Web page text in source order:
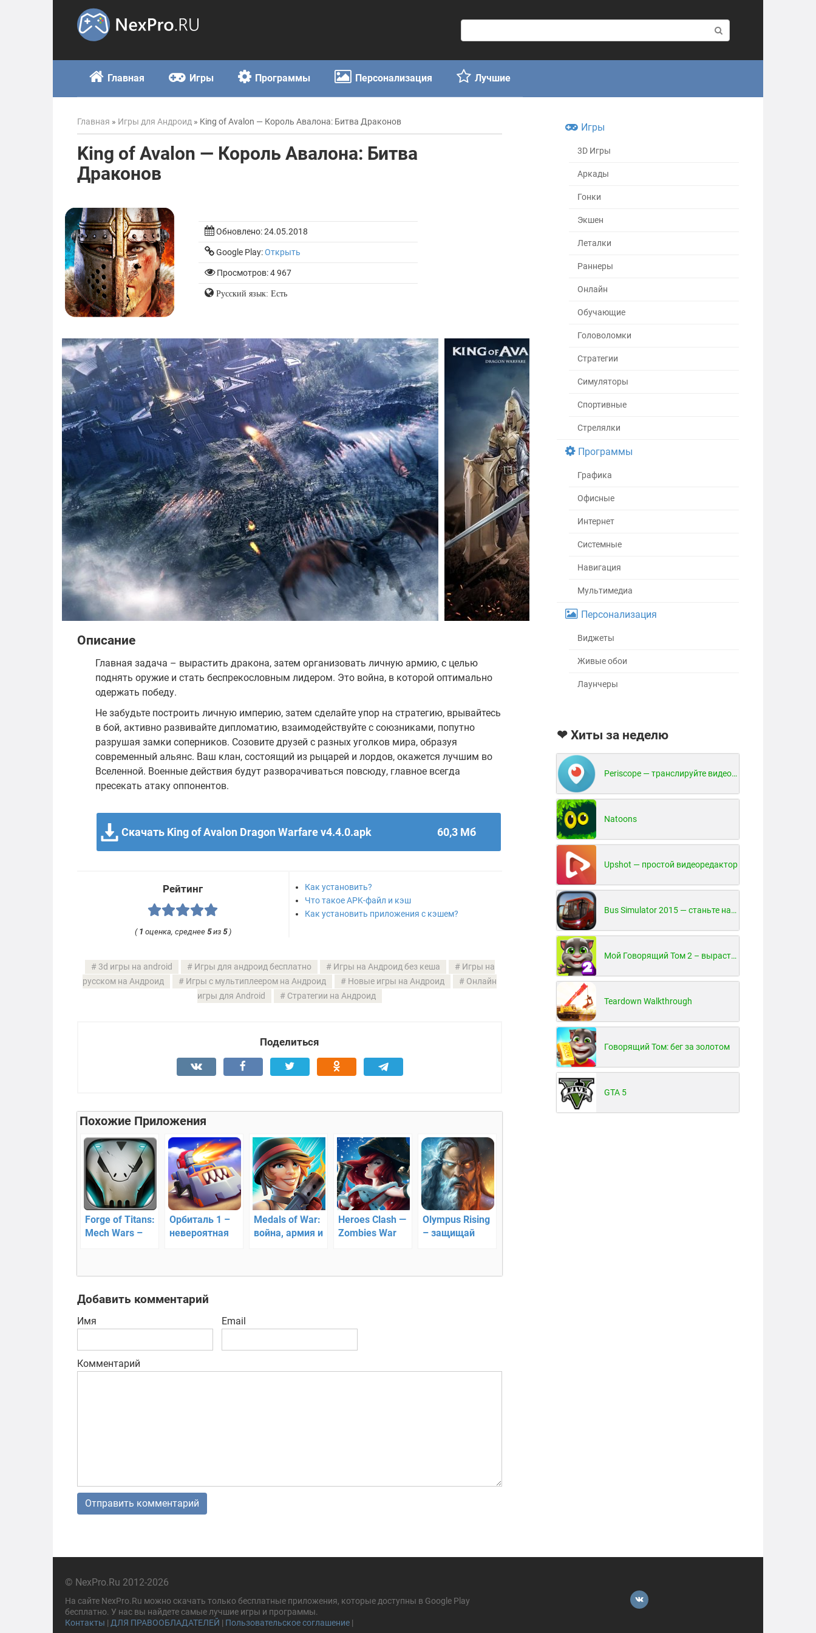
о
с
к
:
Главная Игры Программы Персонализация Лучшие
Главная » Игры для Андроид » King of Avalon — Король Авалона: Битва Драконов
King of Avalon — Король Авалона: Битва
Драконов
Обновлено:24.05.2018
Google Play:Открыть
Просмотров: 4 967
Русский язык: Есть
Описание
Главная задача – вырастить дракона, затем организовать личную армию, с целью
поднять оружие и стать беспрекословным лидером. Это война, в которой оптимально
одержать победу.
Не забудьте построить личную империю, затем сделайте упор на стратегию, врывайтесь
в бой, активно развивайте дипломатию, взаимодействуйте с союзниками, попутно
разрушая замки соперников. Созовите друзей с разных уголков мира, образуя
современный альянс. Ваш клан, состоящий из рыцарей и лордов, окажется лучшим во
Вселенной. Военные действия будут разворачиваться повсюду, главное всегда
пресекать атаку оппонентов.
Скачать King of Avalon Dragon Warfare v4.4.0.apk 60,3 Мб
Рейтинг
( 1 оценка, среднее 5из 5)
Как установить?
Что такое APK-файл и кэш
Как установить приложения с кэшем?
3d игры на android Игры для андроид бесплатно Игры на Андроид без кеша
Игры на
русском на Андроид
Игры с мультиплеером на Андроид Новые игры на Андроид
Онлайн
игры для Android
Стратегии на Андроид
Поделиться
Похожие Приложения
Forge of Titans:
Mech Wars –
Орбиталь 1 –
невероятная
Medals of War:
война, армия и
Heroes Clash —
Zombies War
Olympus Rising
– защищай
Добавить комментарий
Имя Email
Комментарий
Игры
3D Игры
Аркады
Гонки
Экшен
Леталки
Раннеры
Онлайн
Обучающие
Головоломки
Стратегии
Симуляторы
Спортивные
Стрелялки
Программы
Графика
Офисные
Интернет
Системные
Навигация
Мультимедиа
Персонализация
Виджеты
Живые обои
Лаунчеры
❤ Хиты за неделю
Periscope — транслируйте видео в реальном времени!
Natoons
Upshot — простой видеоредактор
Bus Simulator 2015 — станьте настоящим водителем автобуса!
Мой Говорящий Том 2 – вырасти и воспитай своего котенка
Teardown Walkthrough
Говорящий Том: бег за золотом
GTA 5
© NexPro.Ru 2012-2026
На сайте NexPro.Ru можно скачать только бесплатные приложения, которые доступны в Google Play
бесплатно. У нас вы найдете самые лучшие игры и программы.
Контакты | ДЛЯ ПРАВООБЛАДАТЕЛЕЙ | Пользовательское соглашение |